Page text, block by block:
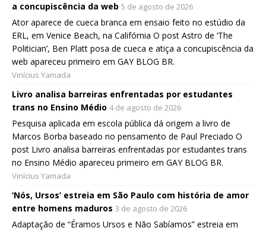
a concupiscência da web 5 de agosto de 2026
Ator aparece de cueca branca em ensaio feito no estúdio da
ERL, em Venice Beach, na Califórnia O post Astro de ‘The
Politician’, Ben Platt posa de cueca e atiça a concupiscência da
web apareceu primeiro em GAY BLOG BR.
Vinícius Yamada
Livro analisa barreiras enfrentadas por estudantes
trans no Ensino Médio 4 de agosto de 2026
Pesquisa aplicada em escola pública dá origem a livro de
Marcos Borba baseado no pensamento de Paul Preciado O
post Livro analisa barreiras enfrentadas por estudantes trans
no Ensino Médio apareceu primeiro em GAY BLOG BR.
Vinícius Yamada
‘Nós, Ursos’ estreia em São Paulo com história de amor
entre homens maduros 3 de agosto de 2026
Adaptação de “Éramos Ursos e Não Sabíamos” estreia em